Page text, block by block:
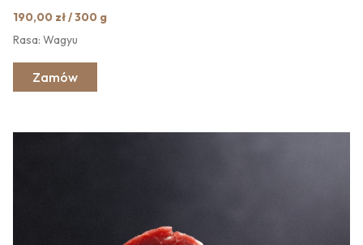
190,00 zł / 300 g
Rasa: Wagyu
Zamów